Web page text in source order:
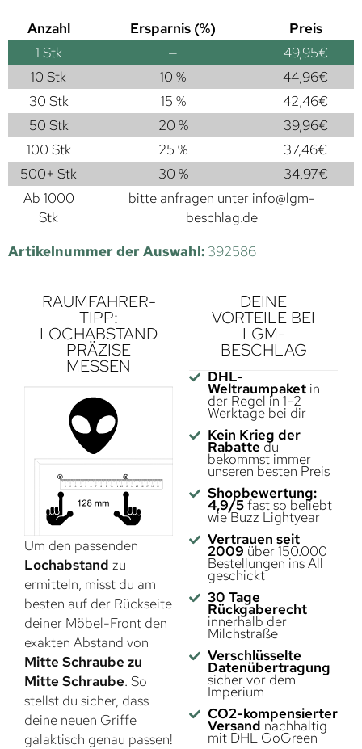
Anzahl Ersparnis (%)
Preis
1 Stk — 49,95€
10 Stk
10 % 44,96€
30 Stk
15 % 42,46€
50 Stk
20 % 39,96€
100 Stk
25 % 37,46€
500+ Stk
30 % 34,97€
Ab 1000
Stk
bitte anfragen unter info@lgm-
beschlag.de
Artikelnummer der Auswahl: 392586
RAUMFAHRER-
TIPP:
LOCHABSTAND
PRÄZISE
MESSEN
Um den passenden
Lochabstand zu
ermitteln, misst du am
besten auf der Rückseite
deiner Möbel-Front den
exakten Abstand von
Mitte Schraube zu
Mitte Schraube. So
stellst du sicher, dass
deine neuen Griffe
galaktisch genau passen!
DEINE
VORTEILE BEI
LGM-
BESCHLAG
DHL-
Weltraumpaketin
der Regel in 1–2
Werktage bei dir
Kein Krieg der
Rabatte du
bekommst immer
unseren besten Preis
Shopbewertung:
4,9/5fast so beliebt
wie Buzz Lightyear
Vertrauen seit
2009 über 150.000
Bestellungen ins All
geschickt
30 Tage
Rückgaberecht
innerhalb der
Milchstraße
Verschlüsselte
Datenübertragung
sicher vor dem
Imperium
CO2-kompensierter
Versand nachhaltig
mit DHL GoGreen